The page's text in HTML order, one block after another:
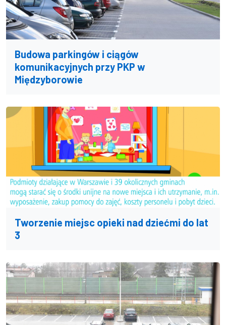
Budowa parkingów i ciągów
komunikacyjnych przy PKP w
Międzyborowie
Tworzenie miejsc opieki nad dziećmi do lat
3